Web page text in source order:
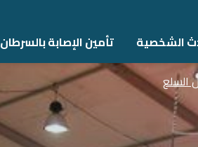
الشخصية تأمين اﻹصابة بالسرطان
السلع